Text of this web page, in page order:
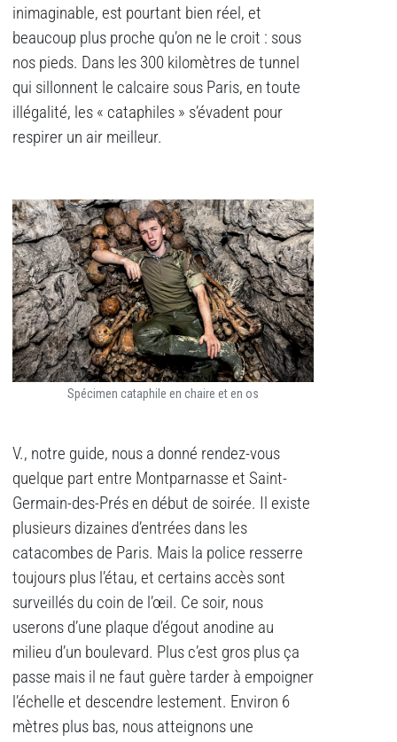
inimaginable, est pourtant bien réel, et
beaucoup plus proche qu’on ne le croit : sous
nos pieds. Dans les 300 kilomètres de tunnel
qui sillonnent le calcaire sous Paris, en toute
illégalité, les « cataphiles » s’évadent pour
respirer un air meilleur.
Spécimen cataphile en chaire et en os
V., notre guide, nous a donné rendez-vous
quelque part entre Montparnasse et Saint-
Germain-des-Prés en début de soirée. Il existe
plusieurs dizaines d’entrées dans les
catacombes de Paris. Mais la police resserre
toujours plus l’étau, et certains accès sont
surveillés du coin de l’œil. Ce soir, nous
userons d’une plaque d’égout anodine au
milieu d’un boulevard. Plus c’est gros plus ça
passe mais il ne faut guère tarder à empoigner
l’échelle et descendre lestement. Environ 6
mètres plus bas, nous atteignons une